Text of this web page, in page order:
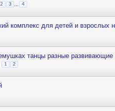
2 3 4
комплекс для детей и взрослых
танцы разные развивающие
1 2